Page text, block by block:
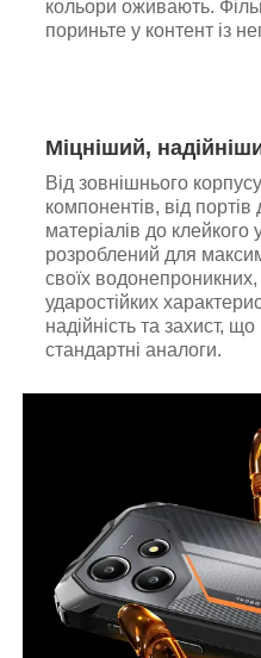
кольори оживають.
пориньте у контент із
Міцніший,
Від зовнішнього
компонентів, від портів
матеріалів до
розроблений для
своїх
ударостійких
надійність та захист,
стандартні аналоги.